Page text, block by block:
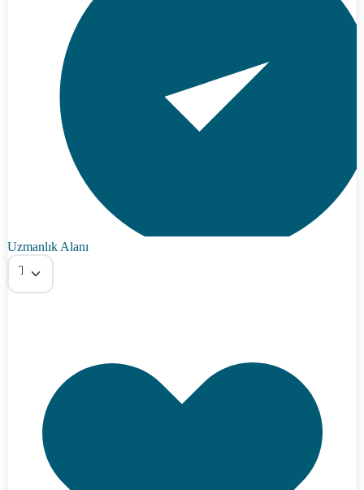
Uzmanlık Alanı
Tümü